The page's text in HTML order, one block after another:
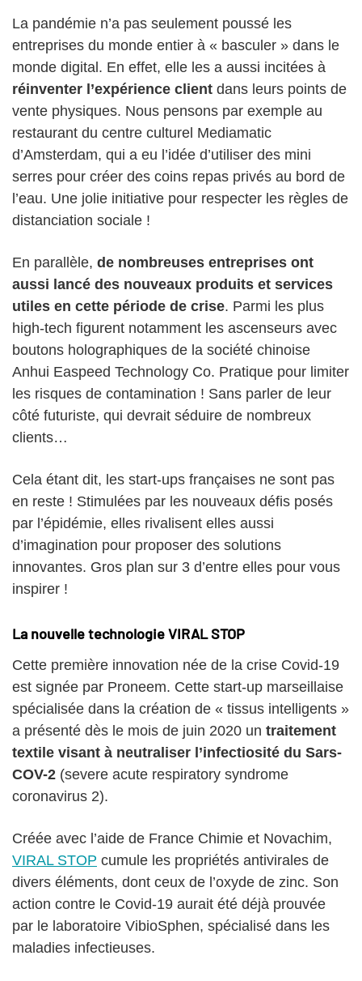
La pandémie n’a pas seulement poussé les
entreprises du monde entier à « basculer » dans le
monde digital. En effet, elle les a aussi incitées à
réinventer l’expérience client dans leurs points de
vente physiques. Nous pensons par exemple au
restaurant du centre culturel Mediamatic
d’Amsterdam, qui a eu l’idée d’utiliser des mini
serres pour créer des coins repas privés au bord de
l’eau. Une jolie initiative pour respecter les règles de
distanciation sociale !
En parallèle, de nombreuses entreprises ont
aussi lancé des nouveaux produits et services
utiles en cette période de crise. Parmi les plus
high-tech figurent notamment les ascenseurs avec
boutons holographiques de la société chinoise
Anhui Easpeed Technology Co. Pratique pour limiter
les risques de contamination ! Sans parler de leur
côté futuriste, qui devrait séduire de nombreux
clients…
Cela étant dit, les start-ups françaises ne sont pas
en reste ! Stimulées par les nouveaux défis posés
par l’épidémie, elles rivalisent elles aussi
d’imagination pour proposer des solutions
innovantes. Gros plan sur 3 d’entre elles pour vous
inspirer !
La nouvelle technologie VIRAL STOP
Cette première innovation née de la crise Covid-19
est signée par Proneem. Cette start-up marseillaise
spécialisée dans la création de « tissus intelligents »
a présenté dès le mois de juin 2020 un traitement
textile visant à neutraliser l’infectiosité du Sars-
COV-2 (severe acute respiratory syndrome
coronavirus 2).
Créée avec l’aide de France Chimie et Novachim,
VIRAL STOP cumule les propriétés antivirales de
divers éléments, dont ceux de l’oxyde de zinc. Son
action contre le Covid-19 aurait été déjà prouvée
par le laboratoire VibioSphen, spécialisé dans les
maladies infectieuses.